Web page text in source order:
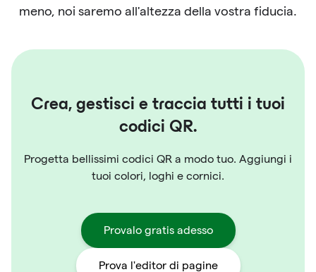
meno, noi saremo all'altezza della vostra fiducia.
Crea, gestisci e traccia tutti i tuoi
codici QR.
Progetta bellissimi codici QR a modo tuo. Aggiungi i
tuoi colori, loghi e cornici.
Provalo gratis adesso
Prova l'editor di pagine